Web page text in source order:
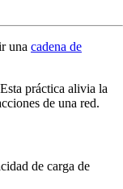
una cadena de
práctica alivia la
de una red.
de carga de